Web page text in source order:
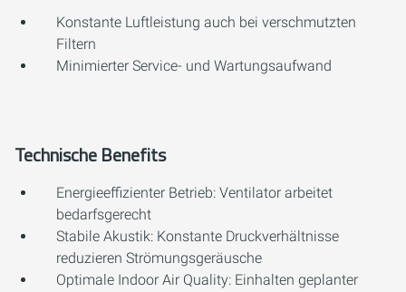
Konstante Luftleistung auch bei verschmutzten
Filtern
Minimierter Service- und Wartungsaufwand
Technische Benefits
Energieeffizienter Betrieb: Ventilator arbeitet
bedarfsgerecht
Stabile Akustik: Konstante Druckverhältnisse
reduzieren Strömungsgeräusche
Optimale Indoor Air Quality: Einhalten geplanter